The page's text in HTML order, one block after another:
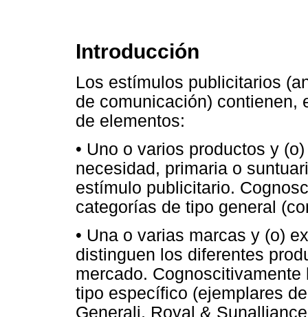
Introducción
Los estímulos publicitarios
de comunicación) contienen,
de elementos:
• Uno o varios productos y
necesidad, primaria o
estímulo publicitario.
categorías de tipo general
• Una o varias marcas y (o)
distinguen los diferentes
mercado.
tipo específico (ejemplares
Generali, Royal &